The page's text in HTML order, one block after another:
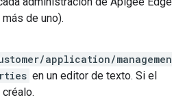
de uno).
application/managemen
en un editor de texto. Si el